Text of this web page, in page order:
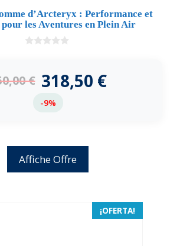
d’Arcteryx : Performance et
pour les Aventures en Plein Air
5€ 318,50 €
-9%
Affiche Offre
¡OFERTA!